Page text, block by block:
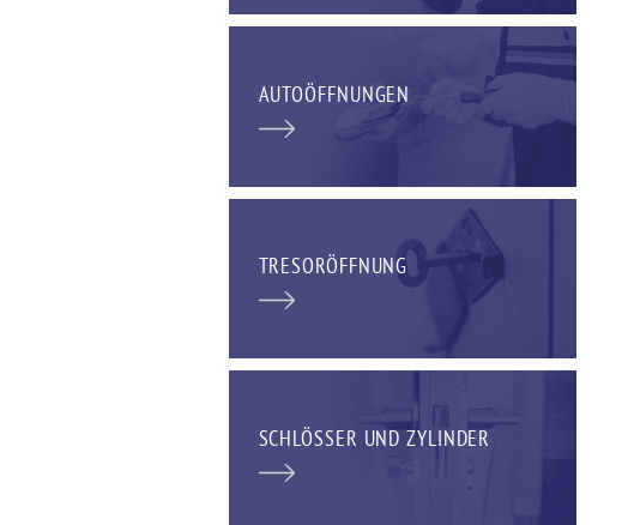
AUTOÖFFNUNGEN
TRESORÖFFNUNG
SCHLÖSSER UND ZYLINDER